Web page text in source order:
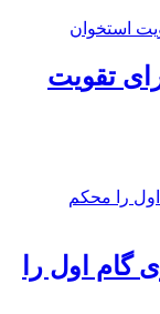
تقویت
گام اول را